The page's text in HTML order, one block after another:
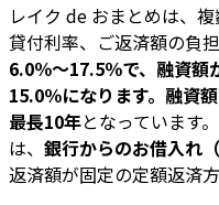
レイク de おまとめは、
貸付利率、ご返済額の負
6.0％～17.5％で、融資
15.0％になります。融資
最長10年となっています
は、 銀行からのお借入れ
返済額が固定の定額返済